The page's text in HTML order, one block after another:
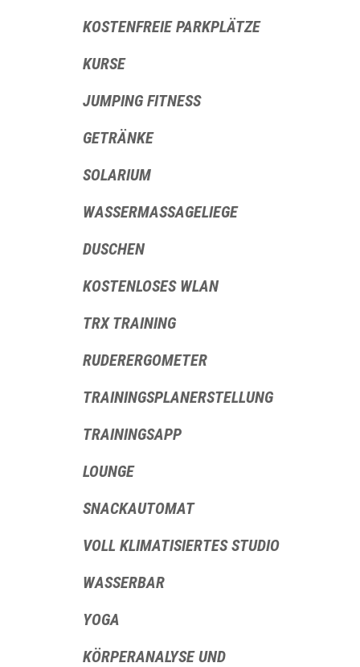
KOSTENFREIE PARKPLÄTZE
KURSE
JUMPING FITNESS
GETRÄNKE
SOLARIUM
WASSERMASSAGELIEGE
DUSCHEN
KOSTENLOSES WLAN
TRX TRAINING
RUDERERGOMETER
TRAININGSPLANERSTELLUNG
TRAININGSAPP
LOUNGE
SNACKAUTOMAT
VOLL KLIMATISIERTES STUDIO
WASSERBAR
YOGA
KÖRPERANALYSE UND